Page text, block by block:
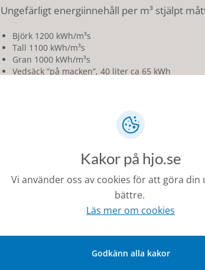
Ungefärligt energiinnehåll per m³ stjälpt
Björk 1200 kWh/m³s
Tall 1100 kWh/m³s
Gran 1000 kWh/m³s
Vedsäck ”på macken”, 40 liter ca 65 kWh
Självklart ska du inte elda målat eller
mjölkkartonger eller annat skräp utan
Istället för vedeldning
En pelletskamin är en mycket bättre
och med all nödvändig automatik för att
Även luft/luftvärmepump är bättre än
pelletskaminen och med en
Kakor på hjo.se
Vi använder oss av cookies för att göra din
bättre.
Läs mer om cookies
Godkänn alla kakor